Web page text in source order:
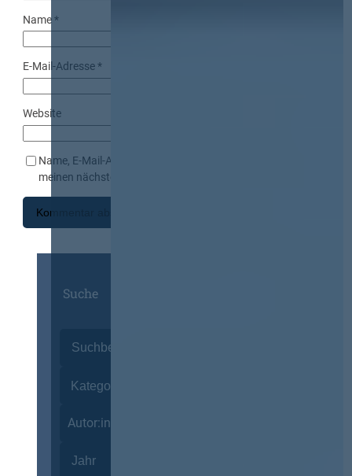
Name*
E-Mail-Adresse*
Website
Name, E-Mail-Adresse und Website in diesem Browser für
meinen nächsten Kommentar speichern.
Suche
Autor:innen